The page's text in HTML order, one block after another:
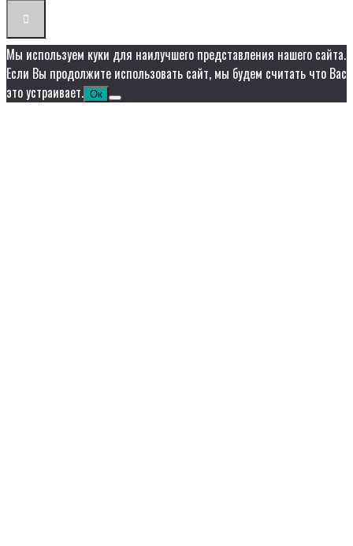
Мы используем куки для наилучшего представления нашего сайта.
Если Вы продолжите использовать сайт, мы будем считать что Вас
это устраивает. Ок